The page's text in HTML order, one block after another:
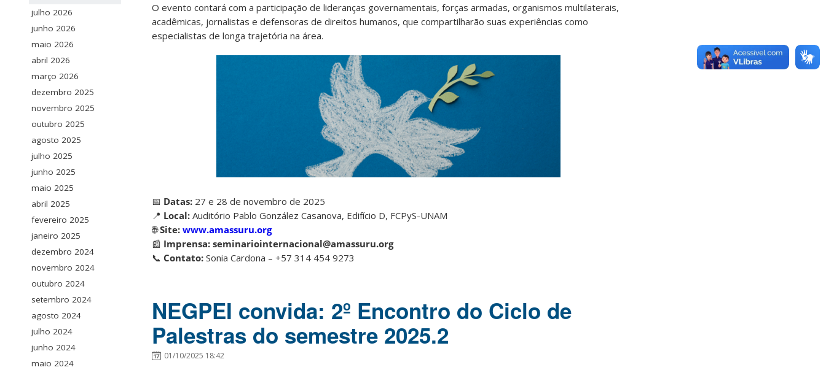
julho 2026
junho 2026
maio 2026
abril 2026
março 2026
dezembro 2025
novembro 2025
outubro 2025
agosto 2025
julho 2025
junho 2025
maio 2025
abril 2025
fevereiro 2025
janeiro 2025
dezembro 2024
novembro 2024
outubro 2024
setembro 2024
agosto 2024
julho 2024
junho 2024
maio 2024
O evento contará com a participação de lideranças governamentais, forças armadas, organismos multilaterais,
acadêmicas, jornalistas e defensoras de direitos humanos, que compartilharão suas experiências como
especialistas de longa trajetória na área.
📅 Datas: 27 e 28 de novembro de 2025
📍 Local: Auditório Pablo González Casanova, Edifício D, FCPyS-UNAM
🌐Site: www.amassuru.org
📰 Imprensa: seminariointernacional@amassuru.org
📞 Contato: Sonia Cardona – +57 314 454 9273
NEGPEI convida: 2º Encontro do Ciclo de
Palestras do semestre 2025.2
01/10/2025 18:42